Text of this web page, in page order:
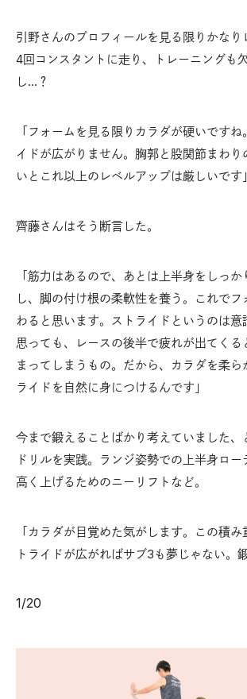
引野さんのプロフィールを見る限りかなり
4回コンスタントに走り、トレーニングも
し…？
「フォームを見る限りカラダが硬いです
イドが広がりません。胸郭と股関節まわり
いとこれ以上のレベルアップは厳しいです」
齊藤さんはそう断言した。
「筋力はあるので、あとは上半身をしっ
し、脚の付け根の柔軟性を養う。これで
わると思います。ストライドというのは意
思っても、レースの後半で疲れが出てく
まってしまうもの。だから、カラダを柔ら
ライドを自然に身につけるんです」
今まで鍛えることばかり考えていました、
ドリルを実践。ランジ姿勢での上半身ロー
高く上げるためのニーリフトなど。
「カラダが目覚めた気がします。この積
トライドが広がればサブ3も夢じゃない。
1/20